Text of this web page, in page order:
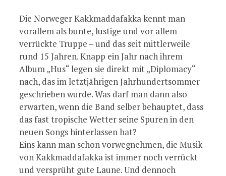
Die Norweger Kakkmaddafakka kennt man
vorallem als bunte, lustige und vor allem
verrückte Truppe – und das seit mittlerweile
rund 15 Jahren. Knapp ein Jahr nach ihrem
Album „Hus“ legen sie direkt mit „Diplomacy“
nach, das im letztjährigen Jahrhundertsommer
geschrieben wurde. Was darf man dann also
erwarten, wenn die Band selber behauptet, dass
das fast tropische Wetter seine Spuren in den
neuen Songs hinterlassen hat?
Eins kann man schon vorwegnehmen, die Musik
von Kakkmaddafakka ist immer noch verrückt
und versprüht gute Laune. Und dennoch